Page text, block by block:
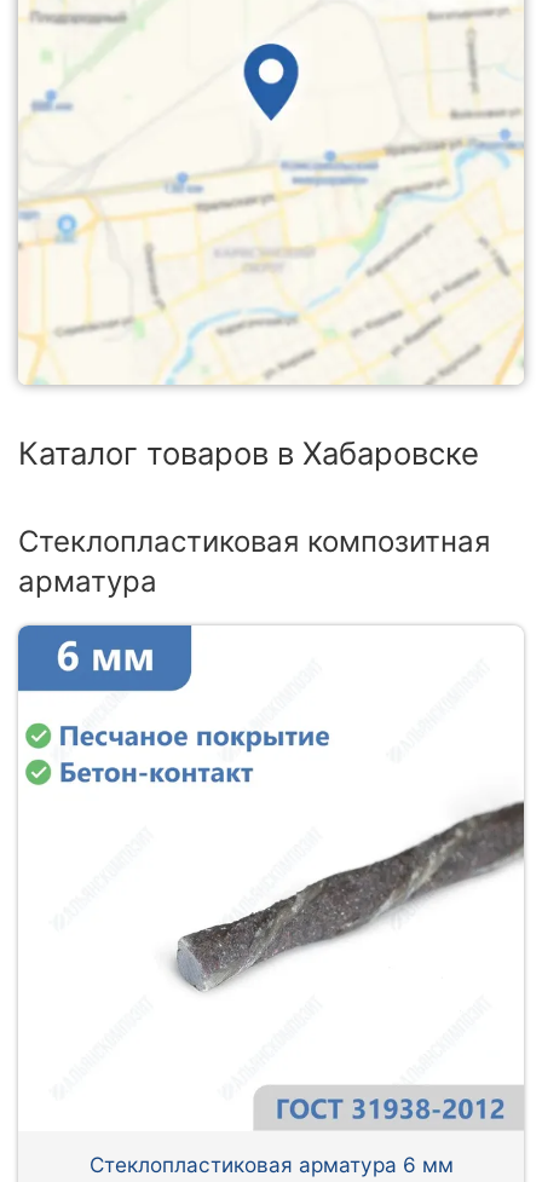
Каталог товаров в Хабаровске
Стеклопластиковая композитная
арматура
Стеклопластиковая арматура 6 мм